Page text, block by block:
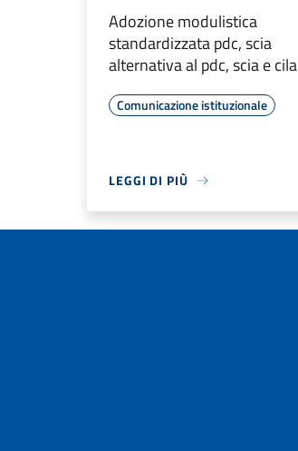
Adozione modulistica
standardizzata pdc, scia
alternativa al pdc, scia e cila
Comunicazione istituzionale
LEGGI DI PIÙ